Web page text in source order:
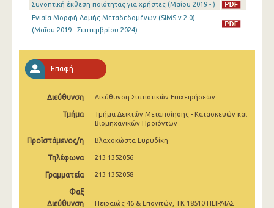
Ιουνίου 2025
Μαΐου 2025
Απριλίου 2025
Μαρτίου 2025
Φεβρουαρίου 2025
Ιανουαρίου 2025
Δεκεμβρίου 2024
Νοεμβρίου 2024
Οκτωβρίου 2024
Σεπτεμβρίου 2024
Συνοπτική έκθεση ποιότητας για χρήστες (Μαΐου 2019 - )
Ενιαία Μορφή Δομής Μεταδεδομένων (SIMS v.2.0)
(Μαΐου 2019 - Σεπτεμβρίου 2024)
Επαφή
Διεύθυνση Διεύθυνση Στατιστικών Επιχειρήσεων
Τμήμα
Τμήμα Δεικτών Μεταποίησης - Κατασκευών και
Βιομηχανικών Προϊόντων
Προϊστάμενος/η Βλαχοκώστα Ευρυδίκη
Τηλέφωνα 213 1352056
Γραμματεία 213 1352058
Φαξ
Διεύθυνση
Πειραιώς 46 & Επονιτών, ΤΚ 18510 ΠΕΙΡΑΙΑΣ